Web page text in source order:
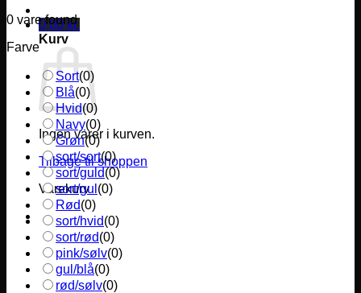
0,00 kr.
Kurv
Ingen varer i kurven.
Tilbage til shoppen
Varekurv
0 vare found
Farve
Sort(0)
Blå(0)
Hvid(0)
Navy(0)
Grøn(0)
sort/sort(0)
sort/guld(0)
sort/gul (0)
Rød(0)
sort/hvid(0)
sort/rød(0)
pink/sølv(0)
gul/blå(0)
rød/sølv(0)